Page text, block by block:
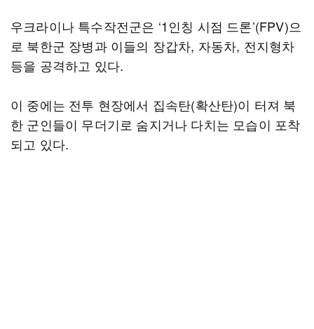
우크라이나 특수작전군은 ‘1인칭 시점 드론’(FPV)으
로 북한군 장병과 이들의 장갑차, 자동차, 전지형차
등을 공격하고 있다.
이 중에는 전투 현장에서 집속탄(확산탄)이 터져 북
한 군인들이 무더기로 숨지거나 다치는 모습이 포착
되고 있다.